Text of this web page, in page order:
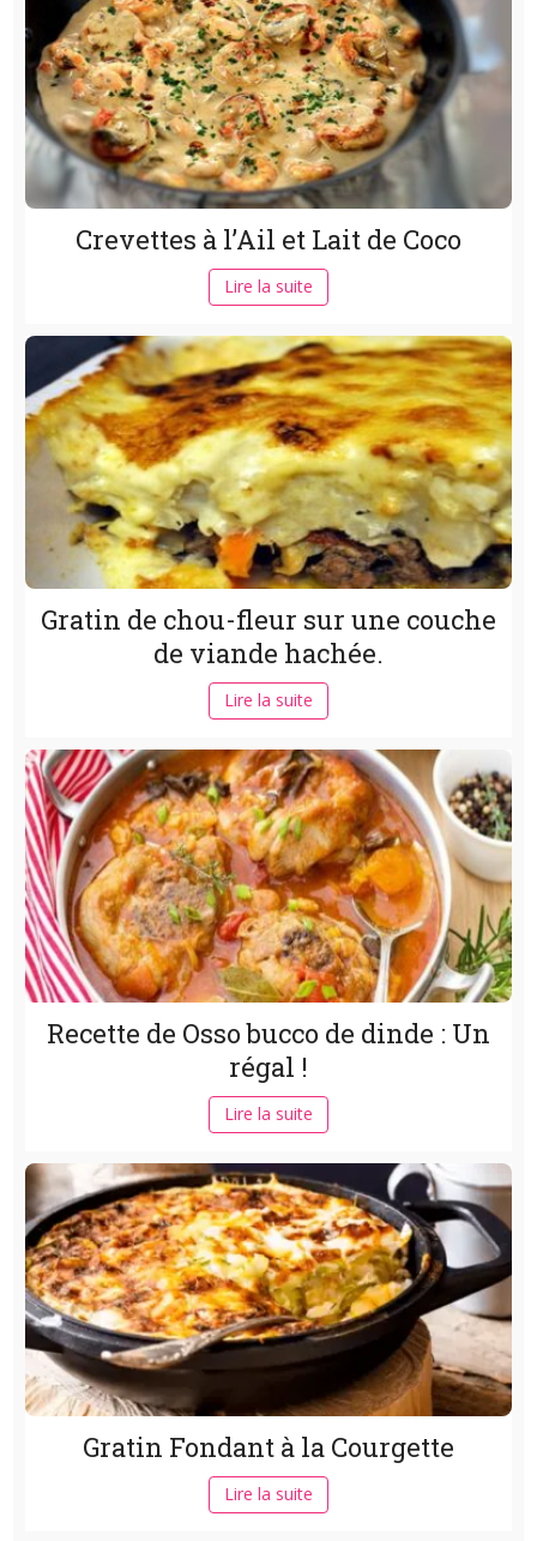
Crevettes à l’Ail et Lait de Coco
Lire la suite
Gratin de chou-fleur sur une couche
de viande hachée.
Lire la suite
Recette de Osso bucco de dinde : Un
régal !
Lire la suite
Gratin Fondant à la Courgette
Lire la suite